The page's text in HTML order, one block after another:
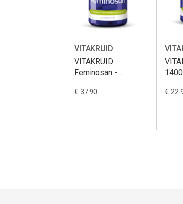
VITAKRUID
VITAKRUID
Feminosan -
€ 37.90 €